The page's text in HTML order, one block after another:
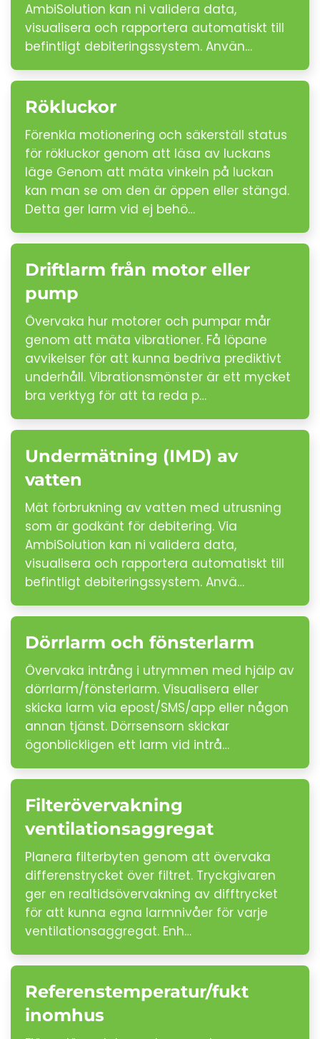
AmbiSolution kan ni validera data,
visualisera och rapportera automatiskt till
befintligt debiteringssystem. Använ…
Rökluckor
Förenkla motionering och säkerställ status
för rökluckor genom att läsa av luckans
läge Genom att mäta vinkeln på luckan
kan man se om den är öppen eller stängd.
Detta ger larm vid ej behö…
Driftlarm från motor eller
pump
Övervaka hur motorer och pumpar mår
genom att mäta vibrationer. Få löpane
avvikelser för att kunna bedriva prediktivt
underhåll. Vibrationsmönster är ett mycket
bra verktyg för att ta reda p…
Undermätning (IMD) av
vatten
Mät förbrukning av vatten med utrusning
som är godkänt för debitering. Via
AmbiSolution kan ni validera data,
visualisera och rapportera automatiskt till
befintligt debiteringssystem. Anvä…
Dörrlarm och fönsterlarm
Övervaka intrång i utrymmen med hjälp av
dörrlarm/fönsterlarm. Visualisera eller
skicka larm via epost/SMS/app eller någon
annan tjänst. Dörrsensorn skickar
ögonblickligen ett larm vid intrå…
Filterövervakning
ventilationsaggregat
Planera filterbyten genom att övervaka
differenstrycket över filtret. Tryckgivaren
ger en realtidsövervakning av difftrycket
för att kunna egna larmnivåer för varje
ventilationsaggregat. Enh…
Referenstemperatur/fukt
inomhus